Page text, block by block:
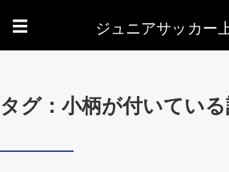
☰ ジュニアサッカー
タグ：小柄が付いてい